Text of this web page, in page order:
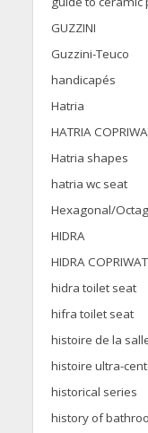
GUZZINI
Guzzini-Teuco
handicapés
Hatria
HATRIA
Hatria shapes
hatria wc seat
Hexagonal/
HIDRA
HIDRA
hidra toilet seat
hifra toilet seat
histoire de la
histoire ultra-
historical series
history of